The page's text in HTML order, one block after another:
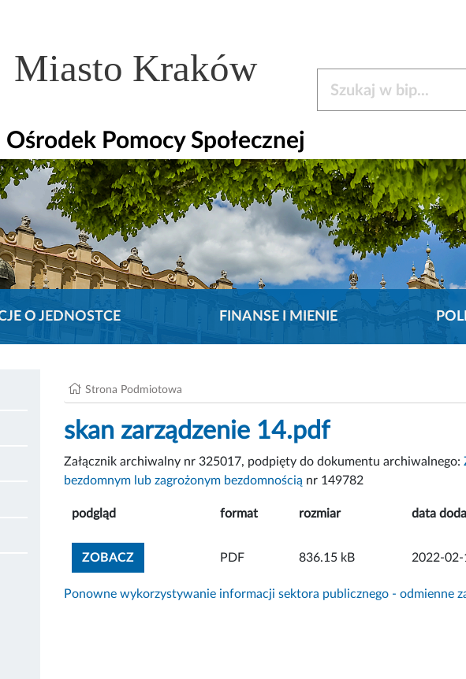
Miasto Kraków
Pomocy Społecznej
O JEDNOSTCE FINANSE I MIENIE
Strona Podmiotowa
skan zarządzenie 14.pdf
Załącznik archiwalny nr 325017, podpięty do dokumentu archiwalnego:
bezdomnym lub zagrożonym bezdomnością nr 149782
podgląd format rozmiar data
ZOBACZZOBACZ ZAŁĄCZNIK
PDF 836.15 kB 2022-
Ponowne wykorzystywanie informacji sektora publicznego - odmienne